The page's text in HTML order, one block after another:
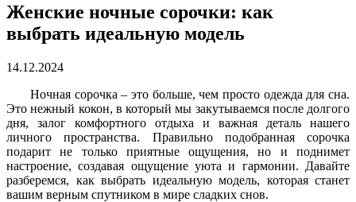
Женские ночные сорочки: как
выбрать идеальную модель
14.12.2024
Ночная сорочка – это больше, чем просто одежда для сна.
Это нежный кокон, в который мы закутываемся после долгого
дня, залог комфортного отдыха и важная деталь нашего
личного пространства. Правильно подобранная сорочка
подарит не только приятные ощущения, но и поднимет
настроение, создавая ощущение уюта и гармонии. Давайте
разберемся, как выбрать идеальную модель, которая станет
вашим верным спутником в мире сладких снов.